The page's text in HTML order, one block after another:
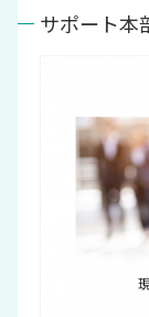
サポート本